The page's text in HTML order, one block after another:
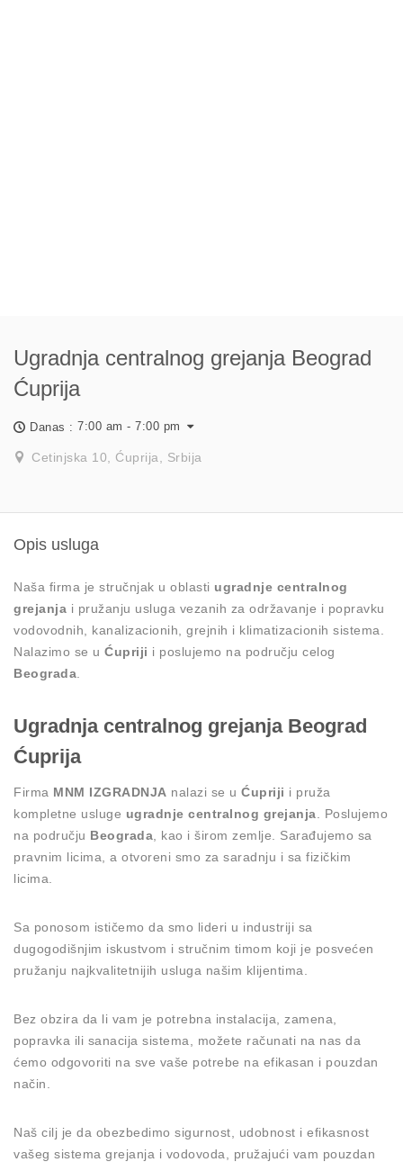
Ugradnja centralnog grejanja Beograd
Ćuprija
Danas : 7:00 am - 7:00 pm
Cetinjska 10, Ćuprija, Srbija
Opis usluga
Naša firma je stručnjak u oblasti ugradnje centralnog
grejanja i pružanju usluga vezanih za održavanje i popravku
vodovodnih, kanalizacionih, grejnih i klimatizacionih sistema.
Nalazimo se u Ćupriji i poslujemo na području celog
Beograda
Ugradnja centralnog grejanja Beograd
Ćuprija
Firma MNM IZGRADNJA nalazi se u Ćupriji i pruža
kompletne usluge ugradnje centralnog grejanja . Poslujemo
na području Beograda , kao i širom zemlje. Sarađujemo sa
pravnim licima, a otvoreni smo za saradnju i sa fizičkim
licima.
Sa ponosom ističemo da smo lideri u industriji sa
dugogodišnjim iskustvom i stručnim timom koji je posvećen
pružanju najkvalitetnijih usluga našim klijentima.
Bez obzira da li vam je potrebna instalacija, zamena,
popravka ili sanacija sistema, možete računati na nas da
ćemo odgovoriti na sve vaše potrebe na efikasan i pouzdan
način.
Naš cilj je da obezbedimo sigurnost, udobnost i efikasnost
vašeg sistema grejanja i vodovoda, pružajući vam pouzdan